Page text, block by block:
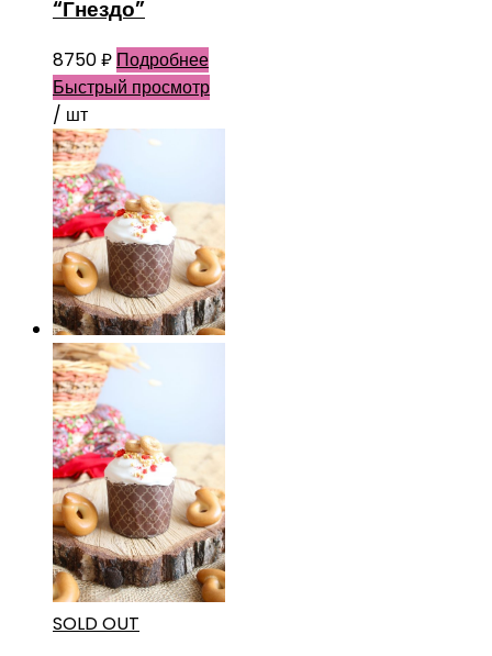
“Гнездо”
8750₽ Подробнее
Быстрый просмотр
/ шт
SOLD OUT